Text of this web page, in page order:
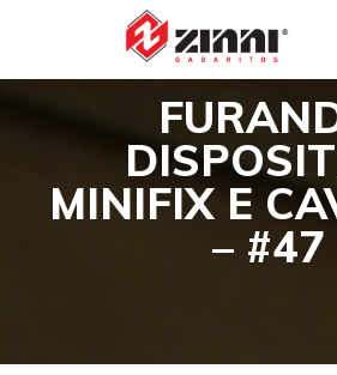
MINIFIX E
– #47